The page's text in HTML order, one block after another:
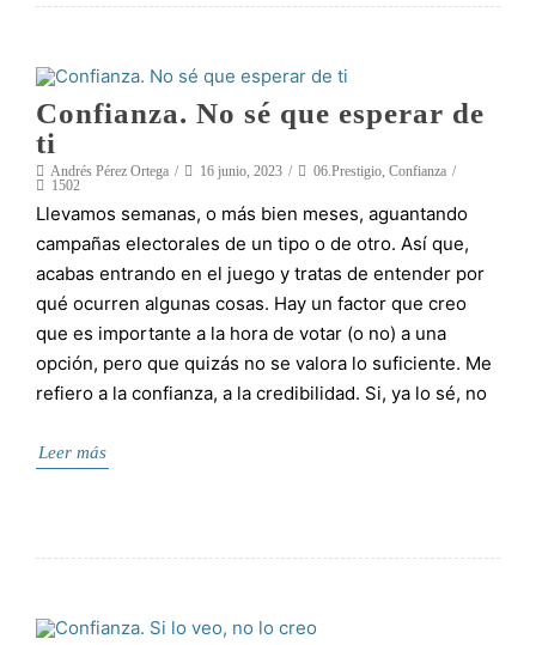
Confianza. No sé que esperar de
ti
Andrés Pérez Ortega 16 junio, 2023 06.Prestigio, Confianza
1502
Llevamos semanas, o más bien meses, aguantando
campañas electorales de un tipo o de otro. Así que,
acabas entrando en el juego y tratas de entender por
qué ocurren algunas cosas. Hay un factor que creo
que es importante a la hora de votar (o no) a una
opción, pero que quizás no se valora lo suficiente. Me
refiero a la confianza, a la credibilidad. Si, ya lo sé, no
Leer más